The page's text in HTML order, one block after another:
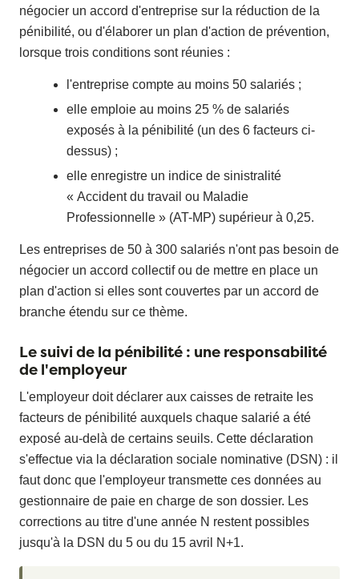
négocier un accord d'entreprise sur la réduction de la
pénibilité, ou d'élaborer un plan d'action de prévention,
lorsque trois conditions sont réunies :
l'entreprise compte au moins 50 salariés ;
elle emploie au moins 25 % de salariés
exposés à la pénibilité (un des 6 facteurs ci-
dessus) ;
elle enregistre un indice de sinistralité
« Accident du travail ou Maladie
Professionnelle » (AT-MP) supérieur à 0,25.
Les entreprises de 50 à 300 salariés n'ont pas besoin de
négocier un accord collectif ou de mettre en place un
plan d'action si elles sont couvertes par un accord de
branche étendu sur ce thème.
Le suivi de la pénibilité : une responsabilité
de l'employeur
L'employeur doit déclarer aux caisses de retraite les
facteurs de pénibilité auxquels chaque salarié a été
exposé au-delà de certains seuils. Cette déclaration
s'effectue via la déclaration sociale nominative (DSN) : il
faut donc que l'employeur transmette ces données au
gestionnaire de paie en charge de son dossier. Les
corrections au titre d'une année N restent possibles
jusqu'à la DSN du 5 ou du 15 avril N+1.